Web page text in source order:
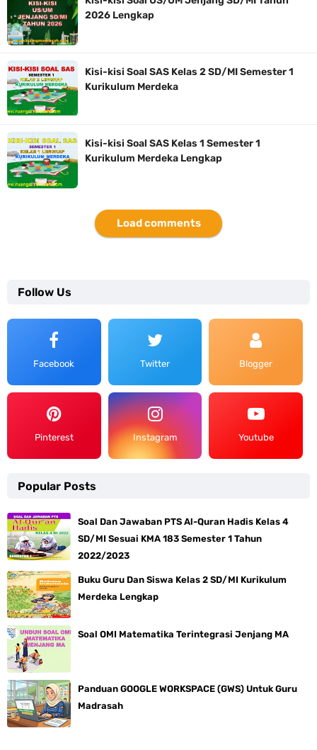
2026 Lengkap
Kisi-kisi Soal SAS Kelas 2 SD/MI Semester 1
Kurikulum Merdeka
Kisi-kisi Soal SAS Kelas 1 Semester 1
Kurikulum Merdeka Lengkap
Load comments
Follow Us
Facebook Twitter Blogger
Pinterest Instagram Youtube
Popular Posts
Soal Dan Jawaban PTS Al-Quran Hadis Kelas 4
SD/MI Sesuai KMA 183 Semester 1 Tahun
2022/2023
Buku Guru Dan Siswa Kelas 2 SD/MI Kurikulum
Merdeka Lengkap
Soal OMI Matematika Terintegrasi Jenjang MA
Panduan GOOGLE WORKSPACE (GWS) Untuk Guru
Madrasah